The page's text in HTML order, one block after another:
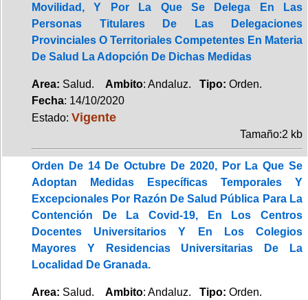
Movilidad, Y Por La Que Se Delega En Las
Personas Titulares De Las Delegaciones
Provinciales O Territoriales Competentes En Materia
De Salud La Adopción De Dichas Medidas
Area: Salud. Ambito: Andaluz. Tipo: Orden.
Fecha: 14/10/2020
Estado: Vigente
Tamaño:2 kb
Orden De 14 De Octubre De 2020, Por La Que Se
Adoptan Medidas Específicas Temporales Y
Excepcionales Por Razón De Salud Pública Para La
Contención De La Covid-19, En Los Centros
Docentes Universitarios Y En Los Colegios
Mayores Y Residencias Universitarias De La
Localidad De Granada.
Area: Salud. Ambito: Andaluz. Tipo: Orden.